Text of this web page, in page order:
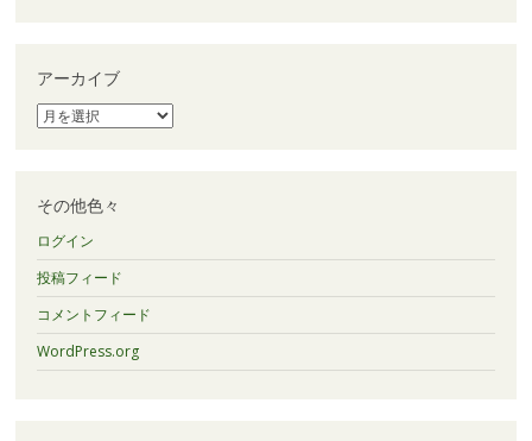
アーカイブ
ア
ー
ブ
その他色々
ログイン
投稿フィード
コメントフィード
WordPress.org